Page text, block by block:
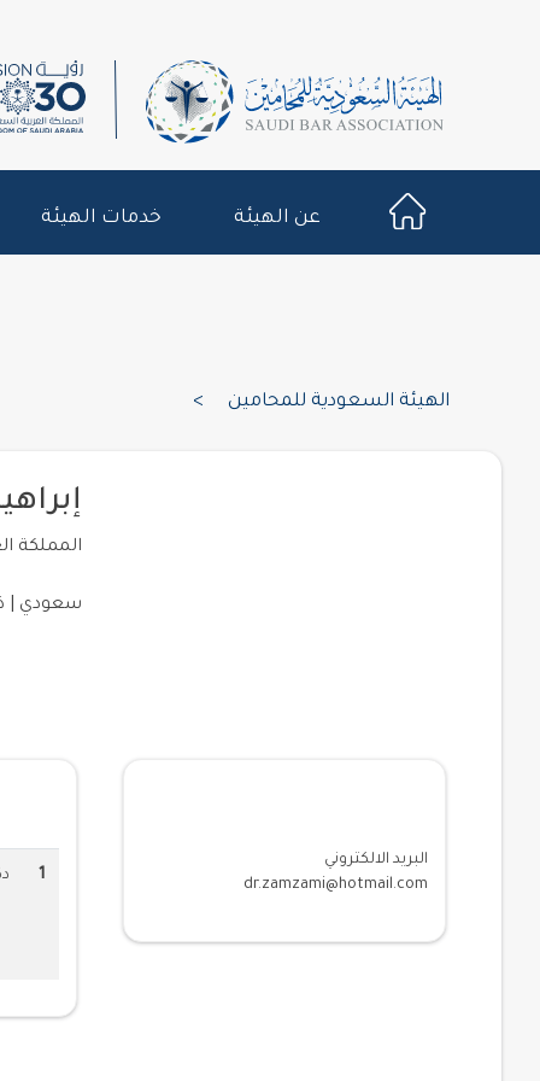
عن الهيئة خدمات الهيئة
الهيئة السعودية للمحامين >
المملكة
سعودي |
البريد الالكتروني
dr.zamzami@hotmail.com
1